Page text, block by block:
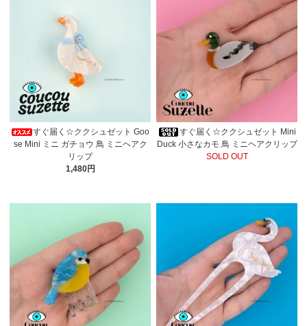
すぐ届く☆ククシュゼット Goo
se Mini ミニ ガチョウ 鳥 ミニヘアク
リップ
1,480円
すぐ届く☆ククシュゼット Mini
Duck 小さなカモ 鳥 ミニヘアクリップ
SOLD OUT